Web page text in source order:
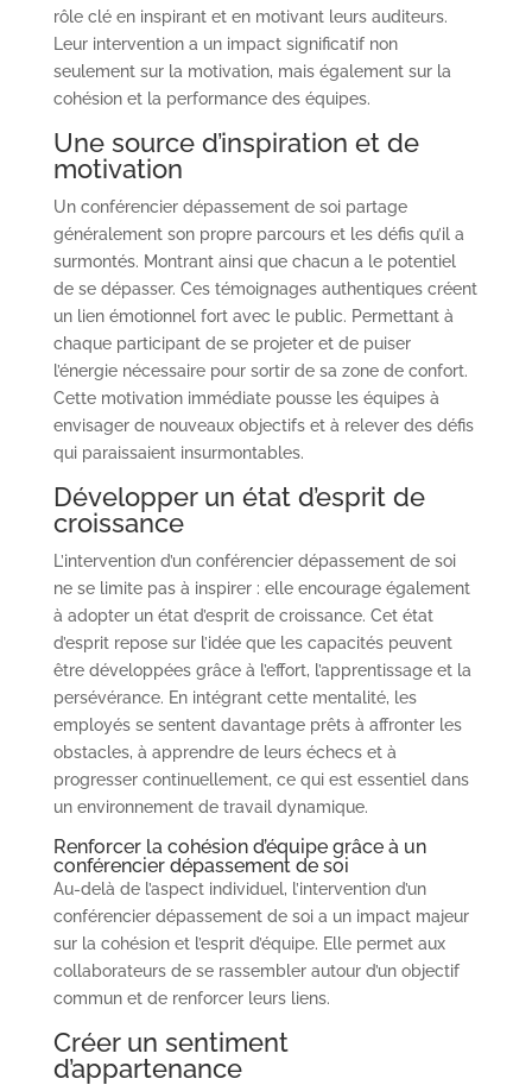
rôle clé en inspirant et en motivant leurs auditeurs.
Leur intervention a un impact significatif non
seulement sur la motivation, mais également sur la
cohésion et la performance des équipes.
Une source d’inspiration et de
motivation
Un conférencier dépassement de soi partage
généralement son propre parcours et les défis qu’il a
surmontés. Montrant ainsi que chacun a le potentiel
de se dépasser. Ces témoignages authentiques créent
un lien émotionnel fort avec le public. Permettant à
chaque participant de se projeter et de puiser
l’énergie nécessaire pour sortir de sa zone de confort.
Cette motivation immédiate pousse les équipes à
envisager de nouveaux objectifs et à relever des défis
qui paraissaient insurmontables.
Développer un état d’esprit de
croissance
L’intervention d’un conférencier dépassement de soi
ne se limite pas à inspirer : elle encourage également
à adopter un état d’esprit de croissance. Cet état
d’esprit repose sur l’idée que les capacités peuvent
être développées grâce à l’effort, l’apprentissage et la
persévérance. En intégrant cette mentalité, les
employés se sentent davantage prêts à affronter les
obstacles, à apprendre de leurs échecs et à
progresser continuellement, ce qui est essentiel dans
un environnement de travail dynamique.
Renforcer la cohésion d’équipe grâce à un
conférencier dépassement de soi
Au-delà de l’aspect individuel, l’intervention d’un
conférencier dépassement de soi a un impact majeur
sur la cohésion et l’esprit d’équipe. Elle permet aux
collaborateurs de se rassembler autour d’un objectif
commun et de renforcer leurs liens.
Créer un sentiment
d’appartenance